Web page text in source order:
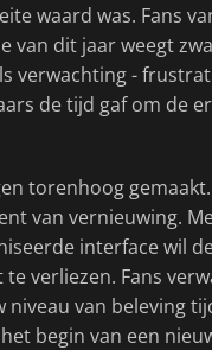
waard was. Fans
van dit jaar weegt
verwachting -
de tijd gaf om de
torenhoog gemaakt.
van vernieuwing.
interface wil
verliezen. Fans
niveau van beleving
begin van een